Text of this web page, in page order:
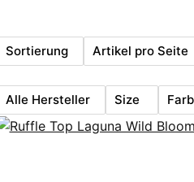
Sortierung Artikel pro Seite
Alle Hersteller Size